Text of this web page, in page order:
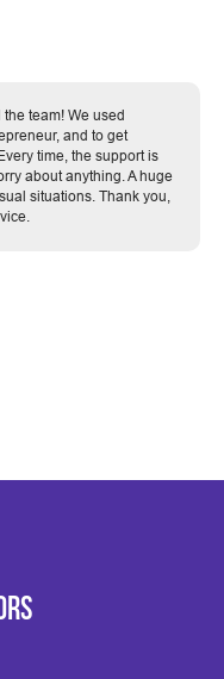
team! We used
and to get
time, the support is
about anything. A huge
situations. Thank you,